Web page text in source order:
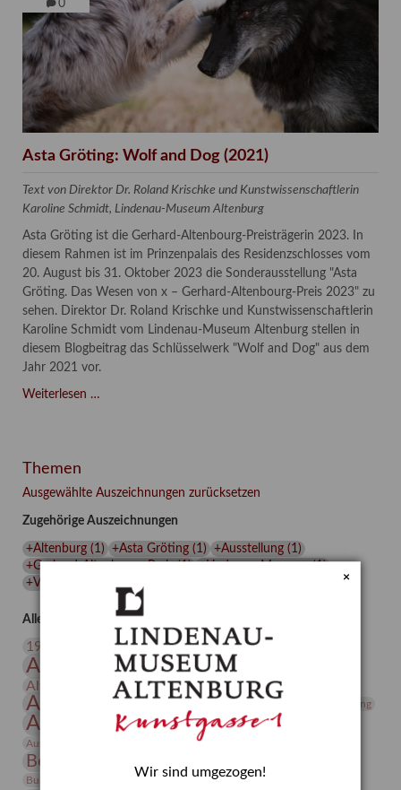
0
Asta Gröting: Wolf and Dog (2021)
Text von Direktor Dr. Roland Krischke und Kunstwissenschaftlerin
Karoline Schmidt, Lindenau-Museum Altenburg
Asta Gröting ist die Gerhard-Altenbourg-Preisträgerin 2023. In
diesem Rahmen ist im Prinzenpalais des Residenzschlosses vom
20. August bis 31. Oktober 2023 die Sonderausstellung "Asta
Gröting. Das Wesen von x – Gerhard-Altenbourg-Preis 2023" zu
sehen. Direktor Dr. Roland Krischke und Kunstwissenschaftlerin
Karoline Schmidt vom Lindenau-Museum Altenburg stellen in
diesem Blogbeitrag das Schlüsselwerk "Wolf and Dog" aus dem
Jahr 2021 vor.
Weiterlesen …
(2021)
Themen
Ausgewählte Auszeichnungen zurücksetzen
Zugehörige Auszeichnungen
+Altenburg(1 ) +Asta Gröting(1 ) +Ausstellung(1 )
+Gerhard-Altenbourg-Preis(1) +Lindenau-Museum(1)
+Videokunst
Alle Auszeichnungen (106)
19. Jahrhundert 20. Jahrhundert
Altenburg Altenburger Museen
Altenburger Praxisjahr Altenburger Schlossberg
Antike Architektur Archäologie Asta Gröting
Ausstellung
Ausstellung "Berliner Blätter"
Ausstellung „Vier Winde“
Bauhaus
Bernhard August von Lindenau
Burg Posterstein Conrad Felixmüller Depot
×
Wir sind umgezogen!